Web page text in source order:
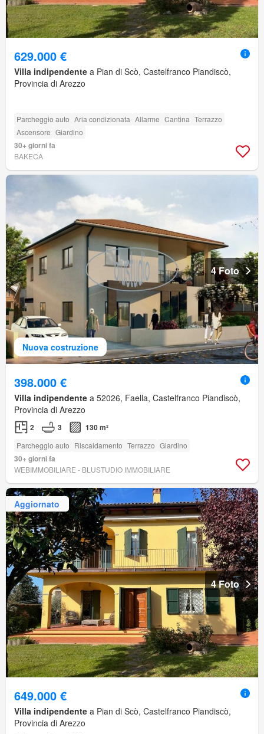
629.000 €
Villa indipendente a Pian di Scò, Castelfranco Piandiscò,
Provincia di Arezzo
Parcheggio auto Aria condizionata Allarme Cantina Terrazzo
Ascensore Giardino
30+ giorni fa
BAKECA
Nuova costruzione
4 Foto
398.000 €
Villa indipendente a 52026, Faella, Castelfranco Piandiscò,
Provincia di Arezzo
2 3 130 m²
Parcheggio auto Riscaldamento Terrazzo Giardino
30+ giorni fa
WEBIMMOBILIARE - BLUSTUDIO IMMOBILIARE
Aggiornato
4 Foto
649.000 €
Villa indipendente a Pian di Scò, Castelfranco Piandiscò,
Provincia di Arezzo